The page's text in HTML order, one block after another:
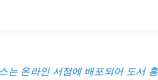
는 온라인 서점에 배포되어 도서